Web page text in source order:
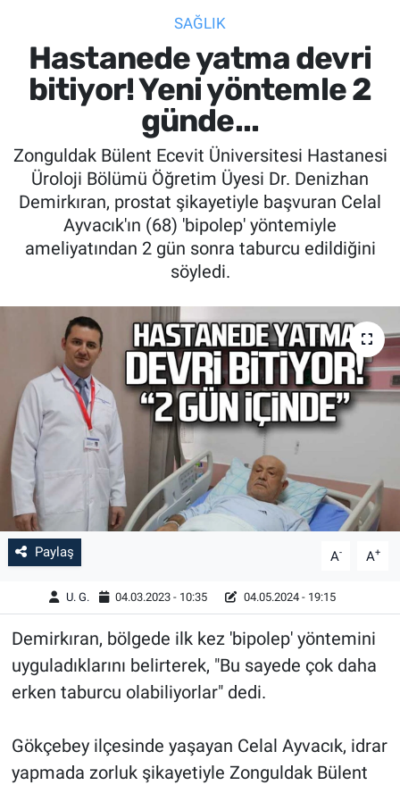
SAĞLIK
Hastanede yatma devri
bitiyor! Yeni yöntemle 2
günde...
Zonguldak Bülent Ecevit Üniversitesi Hastanesi
Üroloji Bölümü Öğretim Üyesi Dr. Denizhan
Demirkıran, prostat şikayetiyle başvuran Celal
Ayvacık'ın (68) 'bipolep' yöntemiyle
ameliyatından 2 gün sonra taburcu edildiğini
söyledi.
Paylaş A- A+
U. G. 04.03.2023 - 10:35 04.05.2024 - 19:15
Demirkıran, bölgede ilk kez 'bipolep' yöntemini
uyguladıklarını belirterek, "Bu sayede çok daha
erken taburcu olabiliyorlar" dedi.
Gökçebey ilçesinde yaşayan Celal Ayvacık, idrar
yapmada zorluk şikayetiyle Zonguldak Bülent
SPOR